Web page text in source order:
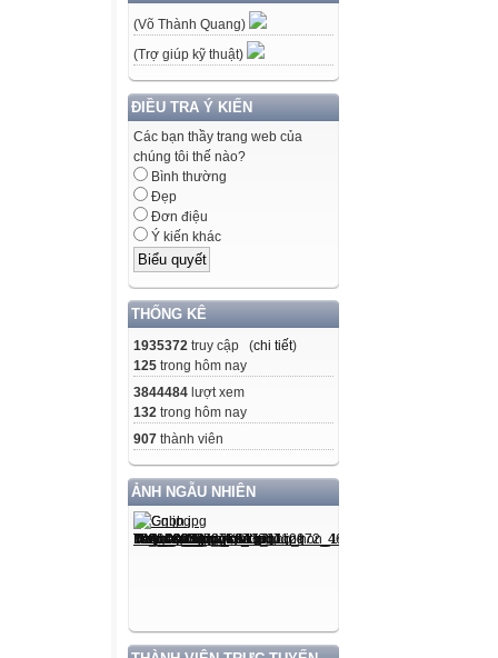
(Võ Thành Quang)
(Trợ giúp kỹ thuật)
ĐIỀU TRA Ý KIẾN
Các bạn thầy trang web của
chúng tôi thế nào?
Bình thường
Đẹp
Đơn điệu
Ý kiến khác
THỐNG KÊ
1935372 truy cập (chi tiết)
125 trong hôm nay
3844484 lượt xem
132 trong hôm nay
907 thành viên
ẢNH NGẪU NHIÊN